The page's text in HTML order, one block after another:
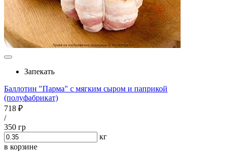
Запекать
Баллотин "Парма" с мягким сыром и паприкой
(полуфабрикат)
718 ₽
/
350 гр
кг
в корзине